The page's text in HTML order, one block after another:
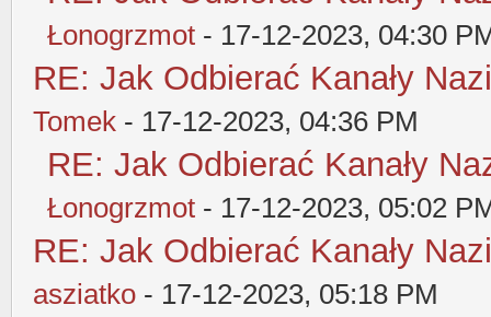
Łonogrzmot - 17-12-2023, 04:30
RE: Jak Odbierać Kanały
Tomek - 17-12-2023, 04:36 PM
RE: Jak Odbierać Kanały
Łonogrzmot - 17-12-2023, 05:02
RE: Jak Odbierać Kanały
asziatko - 17-12-2023, 05:18 PM